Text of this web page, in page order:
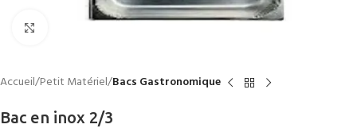
Accueil Petit Matériel Bacs Gastronomique
Bac en inox 2/3